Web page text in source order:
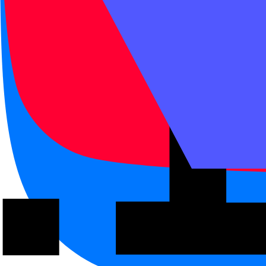
Правило
Не добавляйте 不 перед
Частые ошибки
Мини-пары с 比:
今天没有昨天那么冷:
昨天比今天冷: вчера
那么 можно заменить
Сравнения с 比